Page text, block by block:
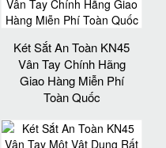
Két Sắt An Toàn KN45
Vân Tay Chính Hãng
Giao Hàng Miễn Phí
Toàn Quốc